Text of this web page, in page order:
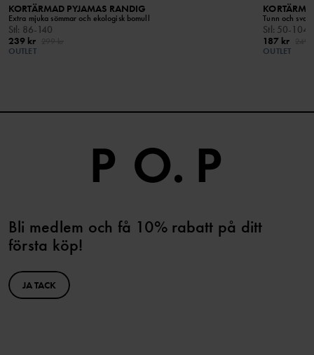
KORTÄRMAD PYJAMAS RANDIG
Extra mjuka sömmar och ekologisk bomull
Stl: 86-140
239 kr
OUTLET
Tunn och sval
Stl: 50-104
187 kr
OUTLET
Bli medlem och få 10% rabatt på ditt
första köp!
JA TACK